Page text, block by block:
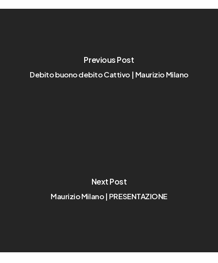
Previous Post
Debito buono debito Cattivo | Maurizio Milano
Next Post
Maurizio Milano | PRESENTAZIONE